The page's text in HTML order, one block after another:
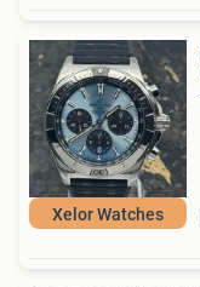
Xelor Watches